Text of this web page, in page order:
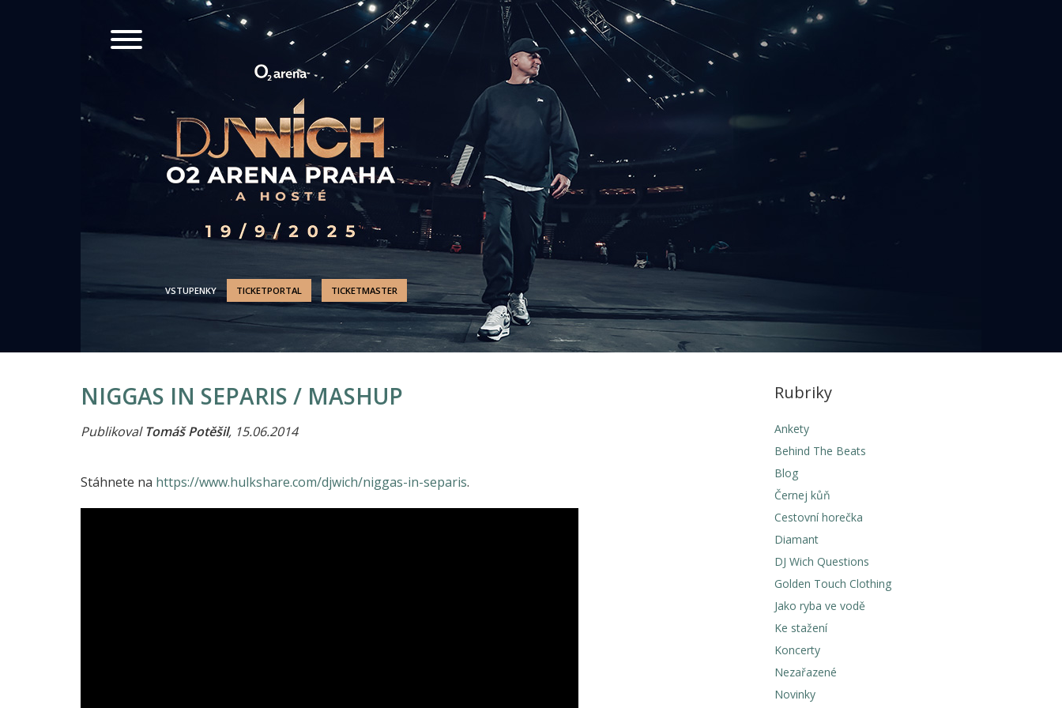
VSTUPENKY TICKETPORTAL TICKETMASTER
NIGGAS IN SEPARIS / MASHUP
PublikovalTomáš Potěšil, 15.06.2014
Stáhnete na https://www.hulkshare.com/djwich/niggas-in-separis.
Rubriky
Ankety
Behind The Beats
Blog
Černej kůň
Cestovní horečka
Diamant
DJ Wich Questions
Golden Touch Clothing
Jako ryba ve vodě
Ke stažení
Koncerty
Nezařazené
Novinky